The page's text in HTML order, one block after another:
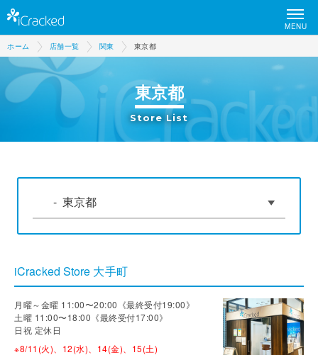
MENU
ホーム 店舗一覧 関東 東京都
東京都
Store List
iCracked Store 大手町
月曜～金曜 11:00〜20:00《最終受付19:00》
土曜 11:00〜18:00《最終受付17:00》
日祝 定休日
※8/11(火)、12(水)、14(金)、15(土)